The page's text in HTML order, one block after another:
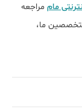
مام مراجعه
ما،